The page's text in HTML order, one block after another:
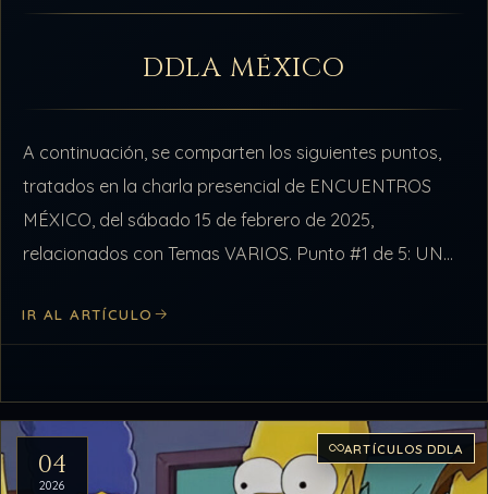
DDLA MÉXICO
A continuación, se comparten los siguientes puntos,
tratados en la charla presencial de ENCUENTROS
MÉXICO, del sábado 15 de febrero de 2025,
relacionados con Temas VARIOS. Punto #1 de 5: UNA
IR AL ARTÍCULO
04
2026
ARTÍCULOS DDLA